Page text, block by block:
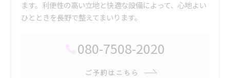
ます。利便性の高い立地と快適な設備によって、心地よい
ひとときを長野で整えてまいります。
080-7508-2020
ご予約はこちら